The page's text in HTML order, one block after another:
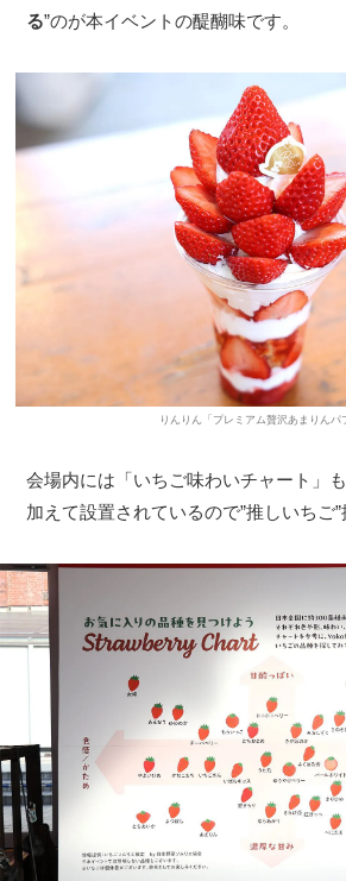
る”のが本イベントの醍醐味です。
りんりん「プレミアム贅沢あまりんパ
会場内には「いちご味わいチャート」
加えて設置されているので”推しいちご